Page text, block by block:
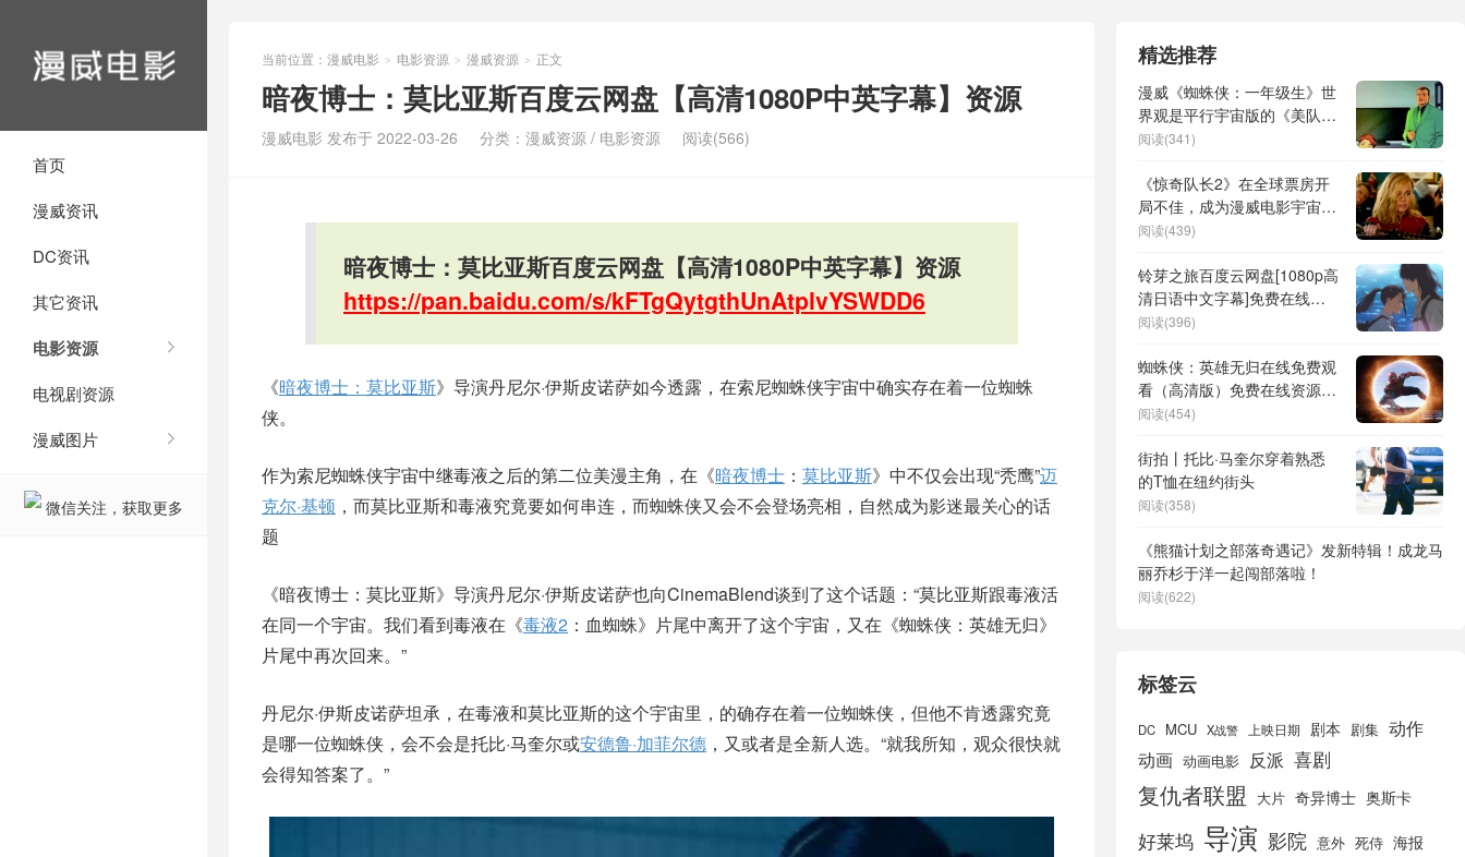
首页
漫威资讯
DC资讯
其它资讯
电影资源
电视剧资源
漫威图片
微信关注，获取更多
当前位置： 漫威电影 > 电影资源 > 漫威资源 > 正文
暗夜博士：莫比亚斯百度云网盘【高清1080P中英字幕】资源
漫威电影 发布于 2022-03-26 分类： 漫威资源 / 电影资源 阅读(566)
暗夜博士：莫比亚斯百度云网盘【高清1080P中英字幕】资源
https://pan.baidu.com/s/kFTgQytgthUnAtplvYSWDD6
《暗夜博士：莫比亚斯》导演丹尼尔·伊斯皮诺萨如今透露，在索尼蜘蛛侠宇宙中确实存在着一位蜘蛛
侠。
作为索尼蜘蛛侠宇宙中继毒液之后的第二位美漫主角，在《暗夜博士 ： 莫比亚斯》中不仅会出现“秃鹰”迈
克尔·基顿 ，而莫比亚斯和毒液究竟要如何串连，而蜘蛛侠又会不会登场亮相，自然成为影迷最关心的话
题
《暗夜博士：莫比亚斯》导演丹尼尔·伊斯皮诺萨也向CinemaBlend谈到了这个话题：“莫比亚斯跟毒液活
在同一个宇宙。我们看到毒液在《毒液2 ：血蜘蛛》片尾中离开了这个宇宙，又在《蜘蛛侠：英雄无归》
片尾中再次回来。”
丹尼尔·伊斯皮诺萨坦承，在毒液和莫比亚斯的这个宇宙里，的确存在着一位蜘蛛侠，但他不肯透露究竟
是哪一位蜘蛛侠，会不会是托比·马奎尔或安德鲁·加菲尔德 ，又或者是全新人选。“就我所知，观众很快就
会得知答案了。”
精选推荐
漫威《蜘蛛侠：一年级生》世
界观是平行宇宙版的《美队
3》？
阅读(341)
《惊奇队长2》在全球票房开
局不佳，成为漫威电影宇宙中
首部首周末票房最低的影片
阅读(439)
铃芽之旅百度云网盘[1080p高
清日语中文字幕]免费在线观
看资源
阅读(396)
蜘蛛侠：英雄无归在线免费观
看（高清版）免费在线资源下
载
阅读(454)
街拍丨托比·马奎尔穿着熟悉
的T恤在纽约街头
阅读(358)
《熊猫计划之部落奇遇记》发新特辑！成龙马
丽乔杉于洋一起闯部落啦！
阅读(622)
标签云
DC MCU X战警 上映日期 剧本 剧集 动作
动画 动画电影 反派 喜剧
复仇者联盟 大片 奇异博士 奥斯卡
好莱坞 导演 影院 意外 死侍 海报